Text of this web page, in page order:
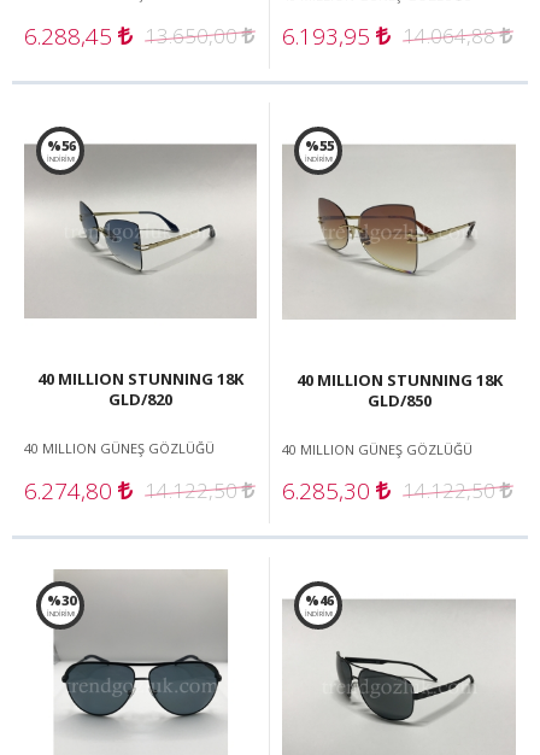
6.288,45 13.650,00 6.193,95 14.064,88
%56
İNDİRİM!
40 MILLION STUNNING 18K
GLD/820
40 MILLION GÜNEŞ GÖZLÜĞÜ
6.274,80 14.122,50
%55
İNDİRİM!
40 MILLION STUNNING 18K
GLD/850
40 MILLION GÜNEŞ GÖZLÜĞÜ
6.285,30 14.122,50
%30
İNDİRİM!
%46
İNDİRİM!